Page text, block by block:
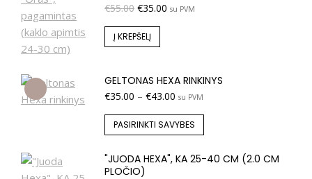
€55.00 €35.00 su PVM
Į KREPŠELĮ
GELTONAS HEXA RINKINYS
€35.00 – €43.00 su PVM
PASIRINKTI SAVYBES
"JUODA HEXA", KA 25-40 CM (2.0 CM
PLOČIO)